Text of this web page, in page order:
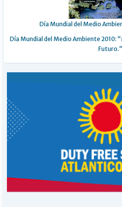
Día Mundial del Medio
Día Mundial del Medio Ambiente 2010:
Futuro.”